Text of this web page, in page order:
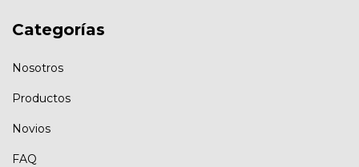
Categorías
Nosotros
Productos
Novios
FAQ